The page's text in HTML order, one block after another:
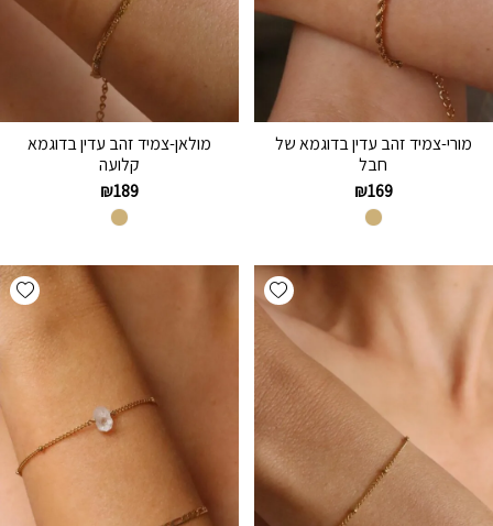
מורי-צמיד זהב עדין בדוגמא של
חבל
₪169
מולאן-צמיד זהב עדין בדוגמא
קלועה
₪189
Add wishlist